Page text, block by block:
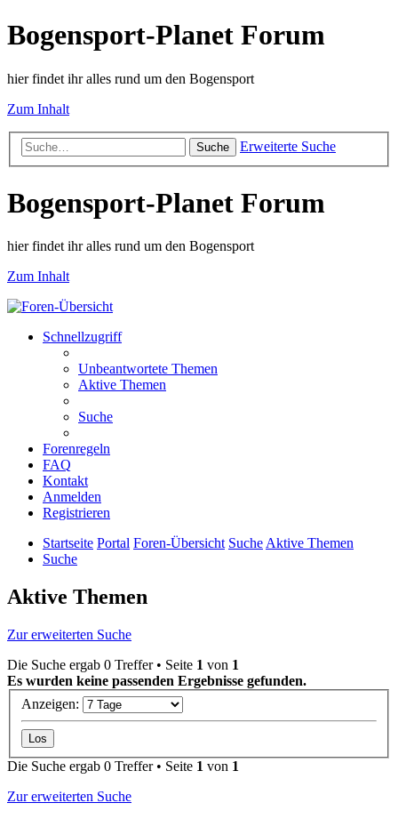
Bogensport-Planet Forum
hier findet ihr alles rund um den Bogensport
Zum Inhalt
Suche Erweiterte Suche
Bogensport-Planet Forum
hier findet ihr alles rund um den Bogensport
Zum Inhalt
Schnellzugriff
Unbeantwortete Themen
Aktive Themen
Suche
Forenregeln
FAQ
Kontakt
Anmelden
Registrieren
Startseite Portal Foren-Übersicht Suche Aktive Themen
Suche
Aktive Themen
Zur erweiterten Suche
Die Suche ergab 0 Treffer • Seite 1 von 1
Es wurden keine passenden Ergebnisse gefunden.
Anzeigen:
Die Suche ergab 0 Treffer • Seite 1 von 1
Zur erweiterten Suche